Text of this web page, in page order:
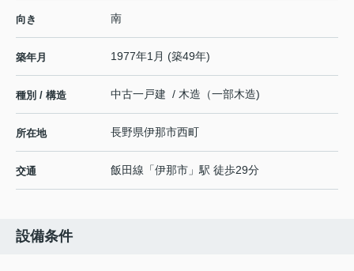
向き 南
築年月 1977年1月 (築49年)
種別 / 構造 中古一戸建 / 木造（一部木造)
所在地 長野県伊那市西町
交通 飯田線 「伊那市 」駅 徒歩29分
設備条件